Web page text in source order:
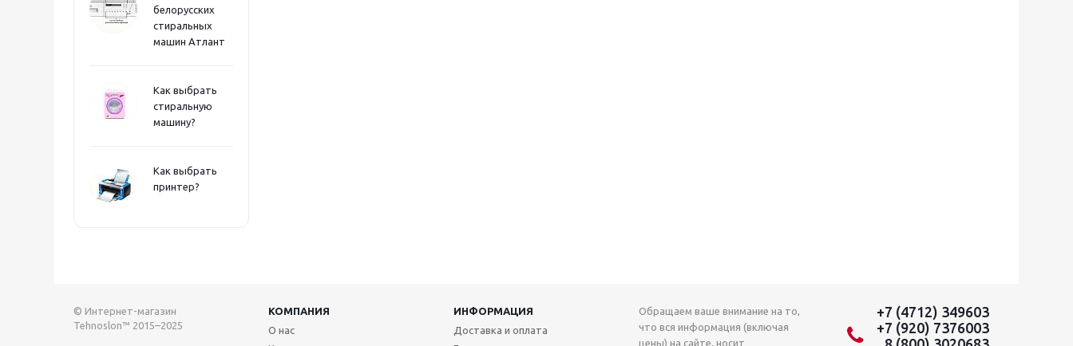
белорусских
стиральных
машин Атлант
Как выбрать
стиральную
машину?
Как выбрать
принтер?
© Интернет-магазин
Tehnoslon™ 2015–2025
КОМПАНИЯ
ИНФОРМАЦИЯ
О нас
Доставка и оплата
Обращаем ваше внимание на то,
что вся информация (включая
цены) на сайте, носит
+7 (4712) 349603
+7 (920) 7376003